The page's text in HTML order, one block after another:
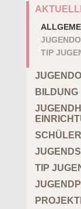
TIP
BILDUNG
TIP